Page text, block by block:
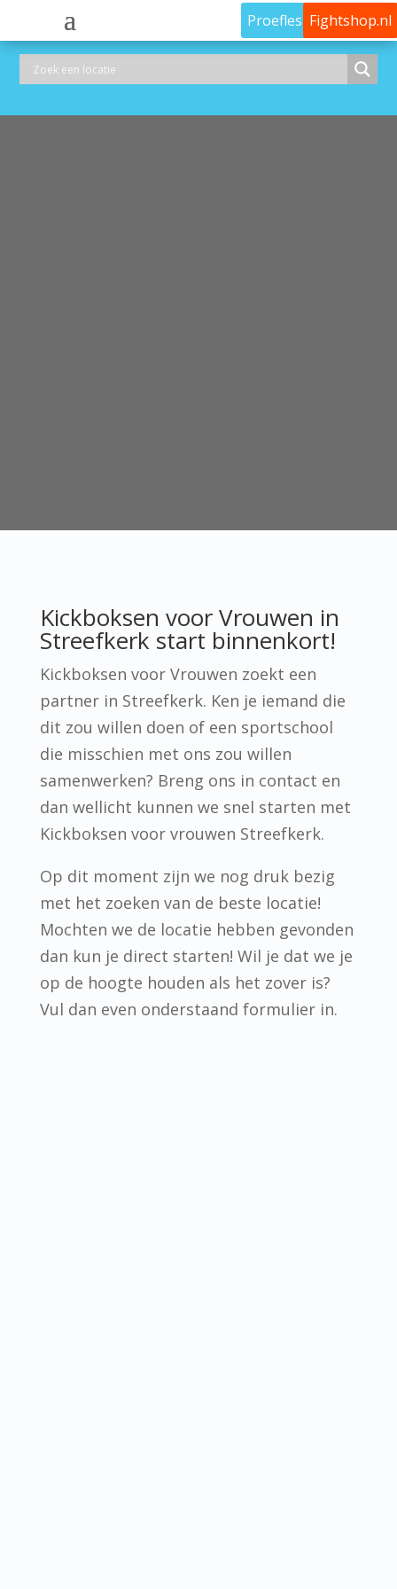
Proefles Fightshop.nl
Kickboksen voor Vrouwen in
Streefkerk start binnenkort!
Kickboksen voor Vrouwen zoekt een
partner in Streefkerk. Ken je iemand die
dit zou willen doen of een sportschool
die misschien met ons zou willen
samenwerken? Breng ons in contact en
dan wellicht kunnen we snel starten met
Kickboksen voor vrouwen Streefkerk.
Op dit moment zijn we nog druk bezig
met het zoeken van de beste locatie!
Mochten we de locatie hebben gevonden
dan kun je direct starten! Wil je dat we je
op de hoogte houden als het zover is?
Vul dan even onderstaand formulier in.